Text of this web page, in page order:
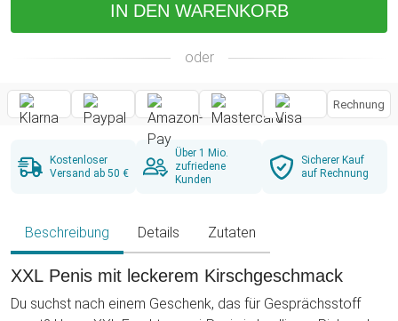
IN DEN WARENKORB
oder
Rechnung
Kostenloser
Versand ab 50 €
Über 1 Mio.
zufriedene
Kunden
Sicherer Kauf
auf Rechnung
Beschreibung Details Zutaten
XXL Penis mit leckerem Kirschgeschmack
Du suchst nach einem Geschenk, das für Gesprächsstoff